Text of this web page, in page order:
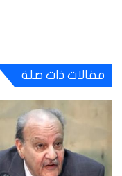
مقالات ذات صلة